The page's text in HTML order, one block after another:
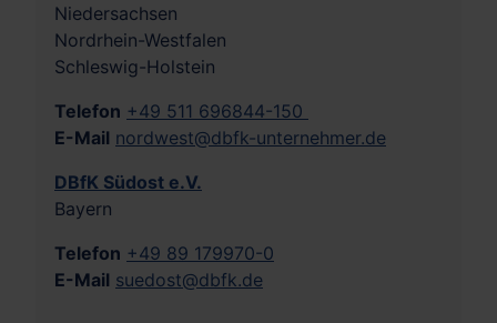
Niedersachsen
Nordrhein-Westfalen
Schleswig-Holstein
Telefon +49 511 696844-150
E-Mail nordwest@dbfk-unternehmer.de
DBfK Südost e.V.
Bayern
Telefon +49 89 179970-0
E-Mail suedost@dbfk.de